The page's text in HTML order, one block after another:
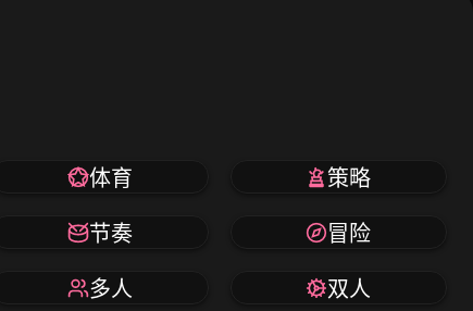
体育
策略
节奏
冒险
多人 双人